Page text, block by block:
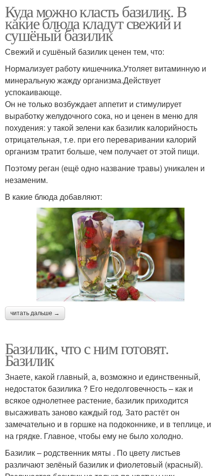
Куда можно класть базилик. В
какие блюда кладут свежий и
сушёный базилик
Свежий и сушёный базилик ценен тем, что:
Нормализует работу кишечника.Утоляет витаминную и
минеральную жажду организма.Действует
успокаивающе.
Он не только возбуждает аппетит и стимулирует
выработку желудочного сока, но и ценен в меню для
похудения: у такой зелени как базилик калорийность
отрицательная, т.е. при его переваривании калорий
организм тратит больше, чем получает от этой пищи.
Поэтому реган (ещё одно название травы) уникален и
незаменим.
В какие блюда добавляют:
читать дальше →
Базилик, что с ним готовят.
Базилик
Знаете, какой главный, а, возможно и единственный,
недостаток базилика ? Его недолговечность – как и
всякое однолетнее растение, базилик приходится
высаживать заново каждый год. Зато растёт он
замечательно и в горшке на подоконнике, и в теплице, и
на грядке. Главное, чтобы ему не было холодно.
Базилик – родственник мяты . По цвету листьев
различают зелёный базилик и фиолетовый (красный).